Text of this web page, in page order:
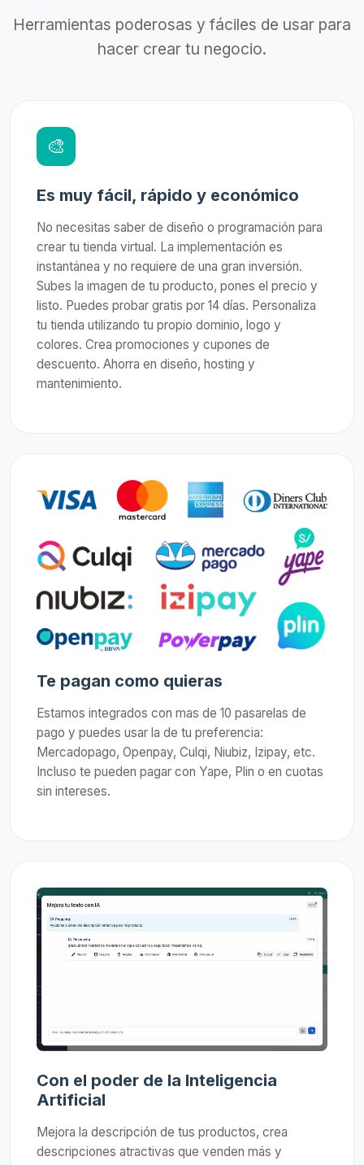
Herramientas poderosas y fáciles de usar para
hacer crear tu negocio.
🎨
Es muy fácil, rápido y económico
No necesitas saber de diseño o programación para
crear tu tienda virtual. La implementación es
instantánea y no requiere de una gran inversión.
Subes la imagen de tu producto, pones el precio y
listo. Puedes probar gratis por 14 días. Personaliza
tu tienda utilizando tu propio dominio, logo y
colores. Crea promociones y cupones de
descuento. Ahorra en diseño, hosting y
mantenimiento.
Te pagan como quieras
Estamos integrados con mas de 10 pasarelas de
pago y puedes usar la de tu preferencia:
Mercadopago, Openpay, Culqi, Niubiz, Izipay, etc.
Incluso te pueden pagar con Yape, Plin o en cuotas
sin intereses.
Con el poder de la Inteligencia
Artificial
Mejora la descripción de tus productos, crea
descripciones atractivas que venden más y